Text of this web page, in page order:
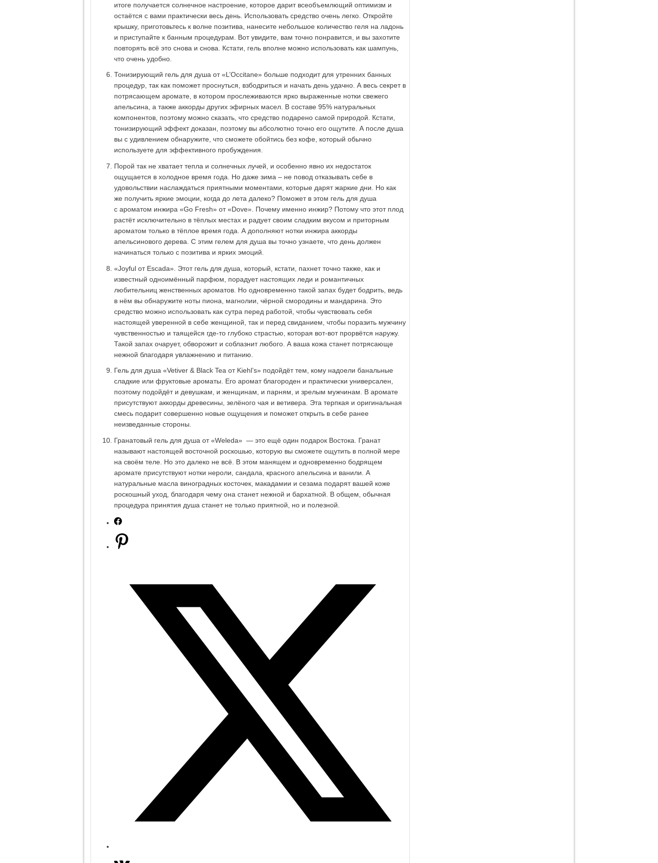
итоге получается солнечное настроение, которое дарит всеобъемлющий оптимизм и
остаётся с вами практически весь день. Использовать средство очень легко. Откройте
крышку, приготовьтесь к волне позитива, нанесите небольшое количество геля на ладонь
и приступайте к банным процедурам. Вот увидите, вам точно понравится, и вы захотите
повторять всё это снова и снова. Кстати, гель вполне можно использовать как шампунь,
что очень удобно.
Тонизирующий гель для душа от «L’Occitane» больше подходит для утренних банных
процедур, так как поможет проснуться, взбодриться и начать день удачно. А весь секрет в
потрясающем аромате, в котором прослеживаются ярко выраженные нотки свежего
апельсина, а также аккорды других эфирных масел. В составе 95% натуральных
компонентов, поэтому можно сказать, что средство подарено самой природой. Кстати,
тонизирующий эффект доказан, поэтому вы абсолютно точно его ощутите. А после душа
вы с удивлением обнаружите, что сможете обойтись без кофе, который обычно
используете для эффективного пробуждения.
Порой так не хватает тепла и солнечных лучей, и особенно явно их недостаток
ощущается в холодное время года. Но даже зима – не повод отказывать себе в
удовольствии наслаждаться приятными моментами, которые дарят жаркие дни. Но как
же получить яркие эмоции, когда до лета далеко? Поможет в этом гель для душа
с ароматом инжира «Go Fresh» от «Dove». Почему именно инжир? Потому что этот плод
растёт исключительно в тёплых местах и радует своим сладким вкусом и приторным
ароматом только в тёплое время года. А дополняют нотки инжира аккорды
апельсинового дерева. С этим гелем для душа вы точно узнаете, что день должен
начинаться только с позитива и ярких эмоций.
«Joyful от Escada». Этот гель для душа, который, кстати, пахнет точно также, как и
известный одноимённый парфюм, порадует настоящих леди и романтичных
любительниц женственных ароматов. Но одновременно такой запах будет бодрить, ведь
в нём вы обнаружите ноты пиона, магнолии, чёрной смородины и мандарина. Это
средство можно использовать как сутра перед работой, чтобы чувствовать себя
настоящей уверенной в себе женщиной, так и перед свиданием, чтобы поразить мужчину
чувственностью и таящейся где-то глубоко страстью, которая вот-вот прорвётся наружу.
Такой запах очарует, обворожит и соблазнит любого. А ваша кожа станет потрясающе
нежной благодаря увлажнению и питанию.
Гель для душа «Vetiver & Black Tea от Kiehl’s» подойдёт тем, кому надоели банальные
сладкие или фруктовые ароматы. Его аромат благороден и практически универсален,
поэтому подойдёт и девушкам, и женщинам, и парням, и зрелым мужчинам. В аромате
присутствуют аккорды древесины, зелёного чая и ветивера. Эта терпкая и оригинальная
смесь подарит совершенно новые ощущения и поможет открыть в себе ранее
неизведанные стороны.
Гранатовый гель для душа от «Weleda» — это ещё один подарок Востока. Гранат
называют настоящей восточной роскошью, которую вы сможете ощутить в полной мере
на своём теле. Но это далеко не всё. В этом манящем и одновременно бодрящем
аромате присутствуют нотки нероли, сандала, красного апельсина и ванили. А
натуральные масла виноградных косточек, макадамии и сезама подарят вашей коже
роскошный уход, благодаря чему она станет нежной и бархатной. В общем, обычная
процедура принятия душа станет не только приятной, но и полезной.